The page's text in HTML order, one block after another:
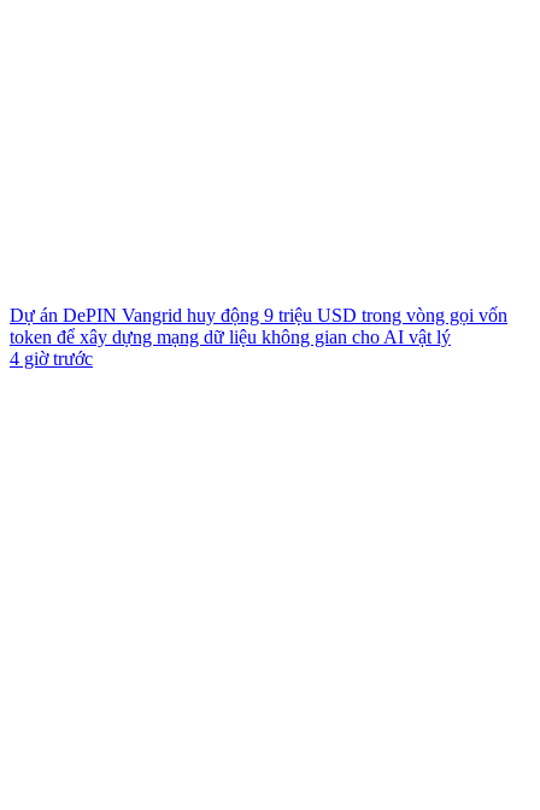
Dự án DePIN Vangrid huy động 9 triệu USD trong vòng gọi vốn
token để xây dựng mạng dữ liệu không gian cho AI vật lý
4 giờ trước